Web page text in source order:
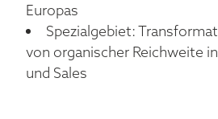
Europas
Spezialgebiet:
von organischer Reichweite
und Sales